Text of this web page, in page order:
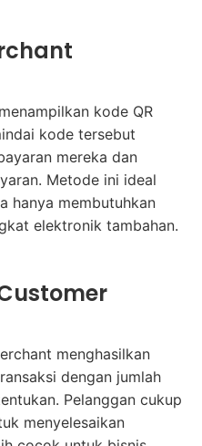
kode QR
kode tersebut
mereka dan
Metode ini ideal
hanya membutuhkan
elektronik tambahan.
menghasilkan
dengan jumlah
Pelanggan cukup
menyelesaikan